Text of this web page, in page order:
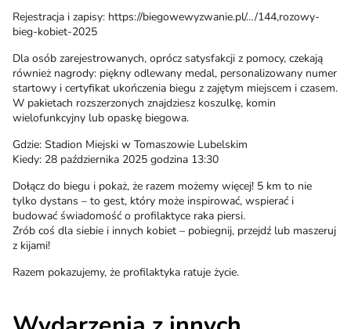
Rejestracja i zapisy: https://biegowewyzwanie.pl/…/144,rozowy-
bieg-kobiet-2025
Dla osób zarejestrowanych, oprócz satysfakcji z pomocy, czekają
również nagrody: piękny odlewany medal, personalizowany numer
startowy i certyfikat ukończenia biegu z zajętym miejscem i czasem.
W pakietach rozszerzonych znajdziesz koszulkę, komin
wielofunkcyjny lub opaskę biegowa.
Gdzie: Stadion Miejski w Tomaszowie Lubelskim
Kiedy: 28 października 2025 godzina 13:30
Dołącz do biegu i pokaż, że razem możemy więcej! 5 km to nie
tylko dystans – to gest, który może inspirować, wspierać i
budować świadomość o profilaktyce raka piersi.
Zrób coś dla siebie i innych kobiet – pobiegnij, przejdź lub maszeruj
z kijami!
Razem pokazujemy, że profilaktyka ratuje życie.